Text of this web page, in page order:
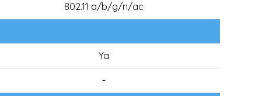
802.11 a/b/g/n/ac
Ya
-